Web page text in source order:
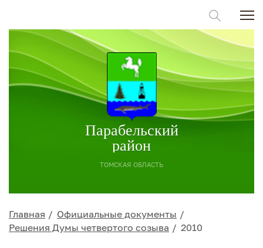
Парабельский
район
ТОМСКАЯ ОБЛАСТЬ
Главная
Официальные документы
Решения Думы четвертого созыва
2010